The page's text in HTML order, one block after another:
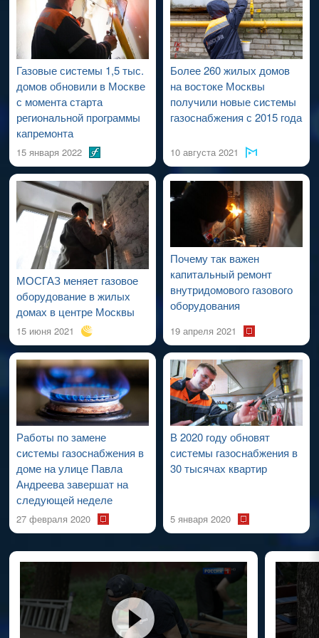
проведения работ по капитальному ремонту ВДСГ).
Газовые системы 1,5 тыс.
домов обновили в Москве
с момента старта
региональной программы
капремонта
15 января 2022
Более 260 жилых домов
на востоке Москвы
получили новые системы
газоснабжения с 2015 года
10 августа 2021
МОСГАЗ меняет газовое
оборудование в жилых
домах в центре Москвы
15 июня 2021
Почему так важен
капитальный ремонт
внутридомового газового
оборудования
19 апреля 2021
Работы по замене
системы газоснабжения в
доме на улице Павла
Андреева завершат на
следующей неделе
27 февраля 2020
В 2020 году обновят
системы газоснабжения в
30 тысячах квартир
5 января 2020